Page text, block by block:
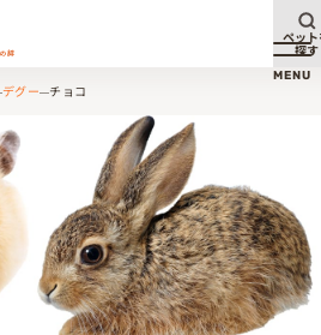
メ
MENU
ペッ
探す
デグー チョコ